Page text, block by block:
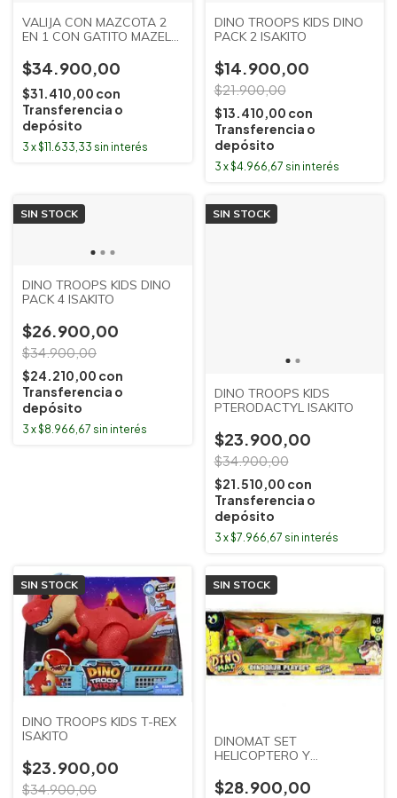
VALIJA CON MAZCOTA 2
EN 1 CON GATITO MAZEL
$34.900,00
$31.410,00 con
Transferencia o
depósito
3 x$11.633,33 sin interés
DINO TROOPS KIDS DINO
PACK 2 ISAKITO
$14.900,00
$21.900,00
$13.410,00 con
Transferencia o
depósito
3 x$4.966,67 sin interés
SIN STOCK
DINO TROOPS KIDS DINO
PACK 4 ISAKITO
$26.900,00
$34.900,00
$24.210,00 con
Transferencia o
depósito
3 x$8.966,67 sin interés
SIN STOCK
DINO TROOPS KIDS
PTERODACTYL ISAKITO
$23.900,00
$34.900,00
$21.510,00 con
Transferencia o
depósito
3 x$7.966,67 sin interés
SIN STOCK
DINO TROOPS KIDS T-REX
ISAKITO
$23.900,00
$34.900,00
SIN STOCK
DINOMAT SET
HELICOPTERO Y
SONIDO ISAKITO
$28.900,00